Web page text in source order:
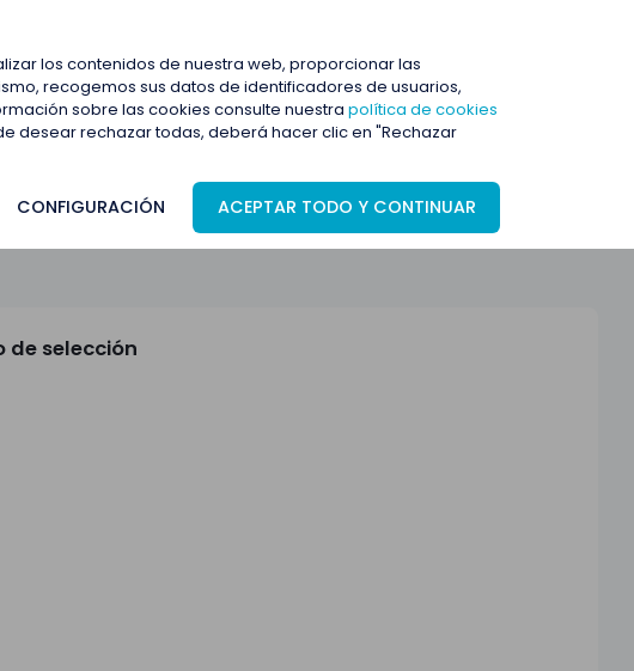
los contenidos de nuestra web, proporcionar las
recogemos sus datos de identificadores de usuarios,
sobre las cookies consulte nuestra política de cookies
desear rechazar todas, deberá hacer clic en "Rechazar
CONFIGURACIÓN ACEPTAR TODO Y CONTINUAR
selección